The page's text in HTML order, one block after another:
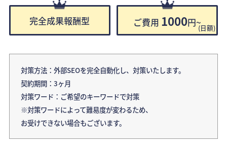
完全成果報酬型 ご費用 1000円~(日額)
対策方法：外部SEOを完全自動化し、対策いたします。
契約期間：3ヶ月
対策ワード：ご希望のキーワードで対策
※対策ワードによって難易度が変わるため、
お受けできない場合もございます。